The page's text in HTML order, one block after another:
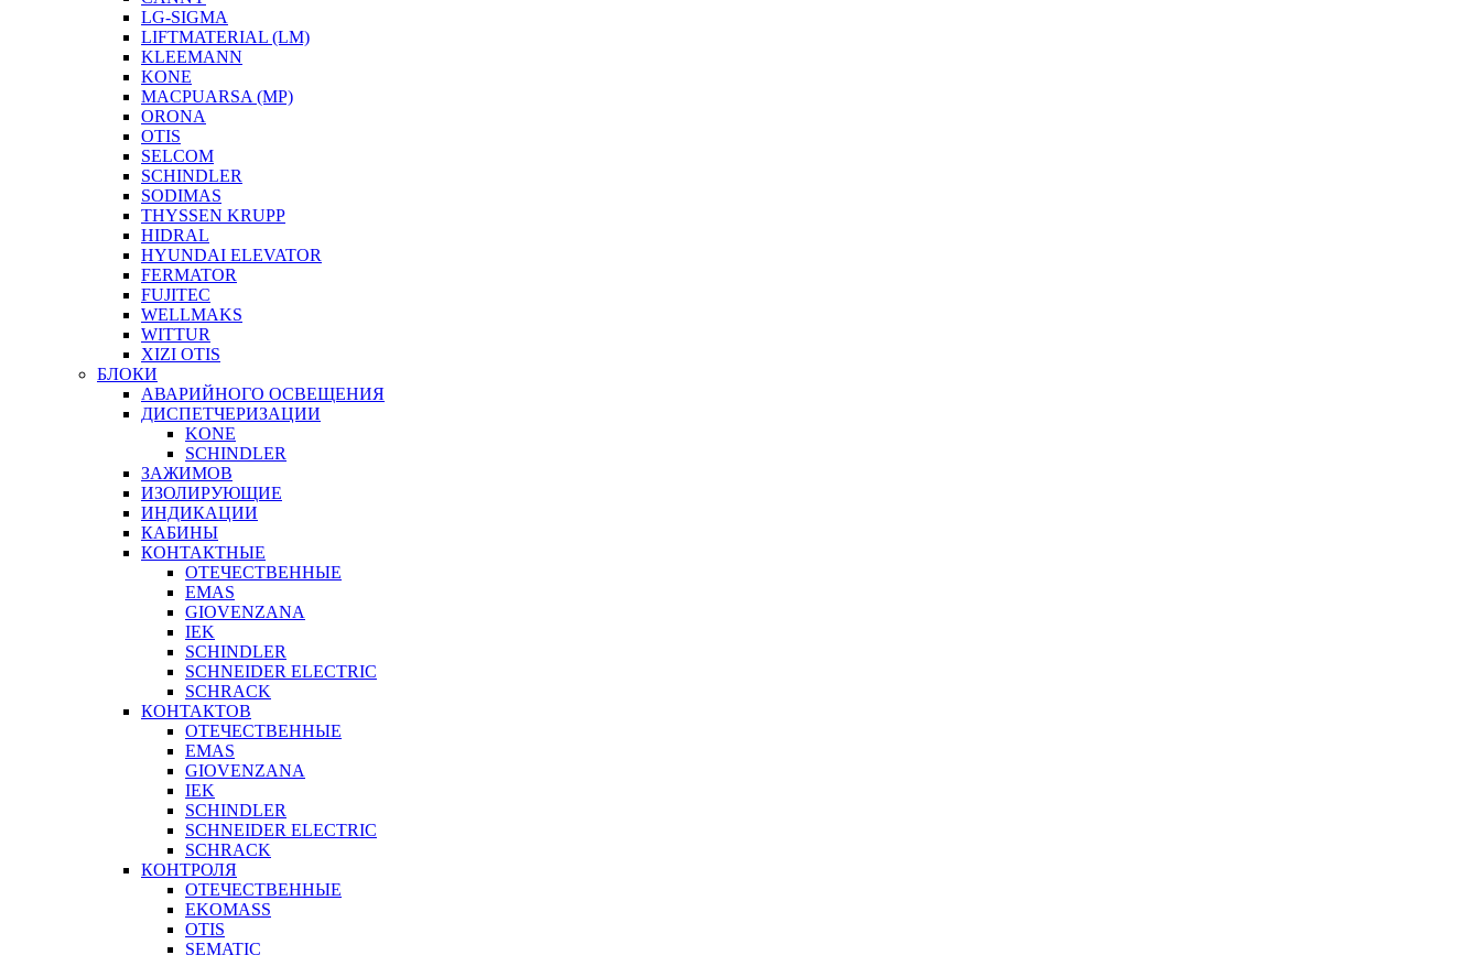
LG-SIGMA
LIFTMATERIAL (LM)
KLEEMANN
KONE
MACPUARSA (MP)
ORONA
OTIS
SELCOM
SCHINDLER
SODIMAS
THYSSEN KRUPP
HIDRAL
HYUNDAI ELEVATOR
FERMATOR
FUJITEC
WELLMAKS
WITTUR
XIZI OTIS
БЛОКИ
АВАРИЙНОГО ОСВЕЩЕНИЯ
ДИСПЕТЧЕРИЗАЦИИ
KONE
SCHINDLER
ЗАЖИМОВ
ИЗОЛИРУЮЩИЕ
ИНДИКАЦИИ
КАБИНЫ
КОНТАКТНЫЕ
ОТЕЧЕСТВЕННЫЕ
EMAS
GIOVENZANA
IEK
SCHINDLER
SCHNEIDER ELECTRIC
SCHRACK
КОНТАКТОВ
ОТЕЧЕСТВЕННЫЕ
EMAS
GIOVENZANA
IEK
SCHINDLER
SCHNEIDER ELECTRIC
SCHRACK
КОНТРОЛЯ
ОТЕЧЕСТВЕННЫЕ
EKOMASS
OTIS
SEMATIC